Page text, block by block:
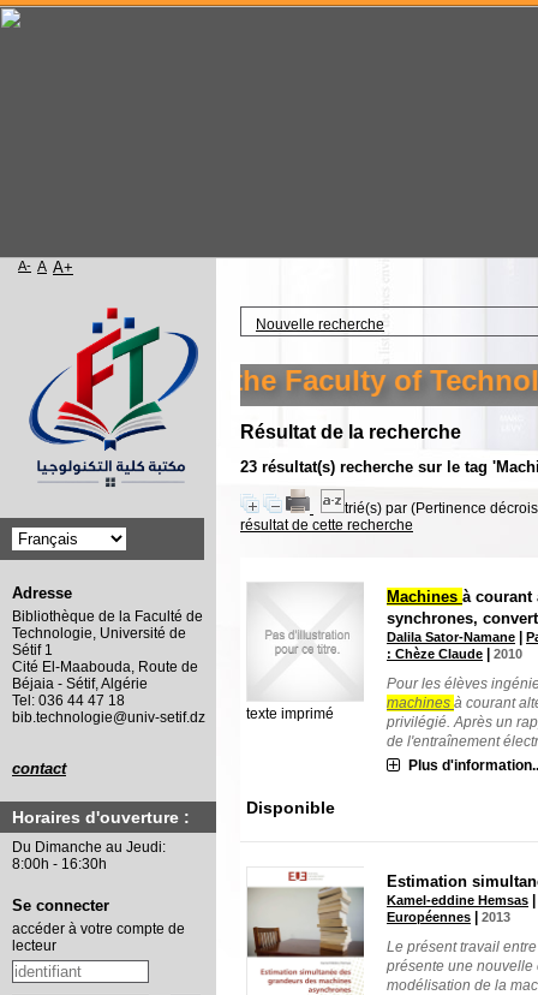
Nouvelle recherche
library of the Faculty of Technology
Résultat de la recherche
23 résultat(s) recherche sur le tag
trié(s) par (Pertinence
résultat de cette recherche
texte imprimé
Machinesà
synchrones,
Dalila Sator-Namane |
: Chèze Claude |2010
Pour les élèves
machinesà courant
privilégié. Après un
de l'entraînement
Plus
Disponible
Estimation
Kamel-eddine Hemsas
Européennes |2013
Le présent travail
présente une
modélisation de la
Accueil
A- A A+
Adresse
Bibliothèque de la Faculté de
Technologie, Université de
Sétif 1
Cité El-Maabouda, Route de
Béjaia - Sétif, Algérie
Tel: 036 44 47 18
bib.technologie@univ-setif.dz
contact
Horaires d'ouverture :
Du Dimanche au Jeudi:
8:00h - 16:30h
Se connecter
accéder à votre compte de
lecteur